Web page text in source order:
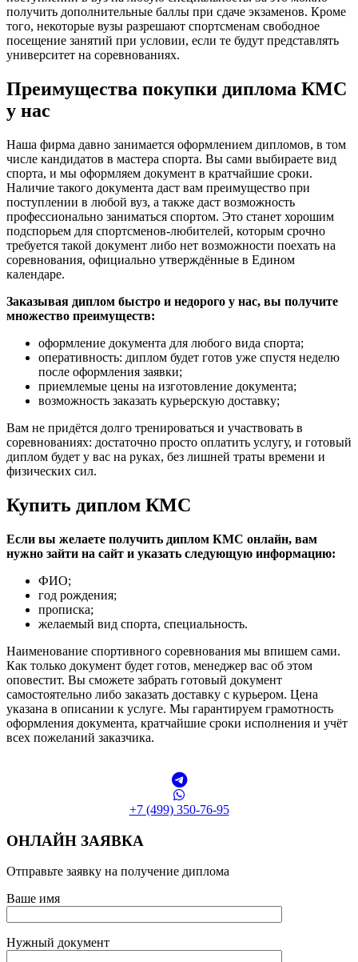
получить дополнительные баллы при сдаче экзаменов. Кроме
того, некоторые вузы разрешают спортсменам свободное
посещение занятий при условии, если те будут представлять
университет на соревнованиях.
Преимущества покупки диплома КМС
у нас
Наша фирма давно занимается оформлением дипломов, в том
числе кандидатов в мастера спорта. Вы сами выбираете вид
спорта, и мы оформляем документ в кратчайшие сроки.
Наличие такого документа даст вам преимущество при
поступлении в любой вуз, а также даст возможность
профессионально заниматься спортом. Это станет хорошим
подспорьем для спортсменов-любителей, которым срочно
требуется такой документ либо нет возможности поехать на
соревнования, официально утверждённые в Едином
календаре.
Заказывая диплом быстро и недорого у нас, вы получите
множество преимуществ:
оформление документа для любого вида спорта;
оперативность: диплом будет готов уже спустя неделю
после оформления заявки;
приемлемые цены на изготовление документа;
возможность заказать курьерскую доставку;
Вам не придётся долго тренироваться и участвовать в
соревнованиях: достаточно просто оплатить услугу, и готовый
диплом будет у вас на руках, без лишней траты времени и
физических сил.
Купить диплом КМС
Если вы желаете получить диплом КМС онлайн, вам
нужно зайти на сайт и указать следующую информацию:
ФИО;
год рождения;
прописка;
желаемый вид спорта, специальность.
Наименование спортивного соревнования мы впишем сами.
Как только документ будет готов, менеджер вас об этом
оповестит. Вы сможете забрать готовый документ
самостоятельно либо заказать доставку с курьером. Цена
указана в описании к услуге. Мы гарантируем грамотность
оформления документа, кратчайшие сроки исполнения и учёт
всех пожеланий заказчика.
+7 (499) 350-76-95
ОНЛАЙН ЗАЯВКА
Отправьте заявку на получение диплома
Ваше имя
Нужный документ